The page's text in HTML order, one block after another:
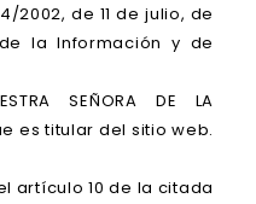
2002, de 11 de julio, de
la Información y de
SEÑORA DE LA
es titular del sitio web.
artículo 10 de la citada